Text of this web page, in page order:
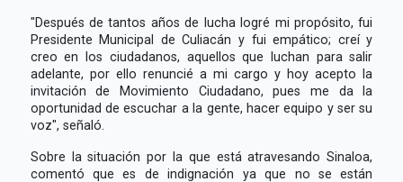
"Después de tantos años de lucha logré mi propósito, fui
Presidente Municipal de Culiacán y fui empático; creí y
creo en los ciudadanos, aquellos que luchan para salir
adelante, por ello renuncié a mi cargo y hoy acepto la
invitación de Movimiento Ciudadano, pues me da la
oportunidad de escuchar a la gente, hacer equipo y ser su
voz", señaló.
Sobre la situación por la que está atravesando Sinaloa,
comentó que es de indignación ya que no se están